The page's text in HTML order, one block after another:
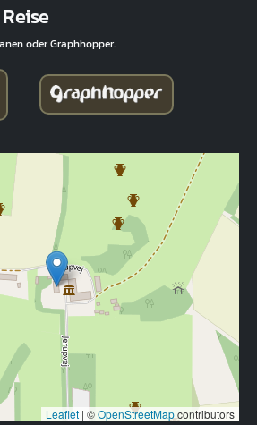
oder Graphhopper.
Leaflet | ©OpenStreetMapcontributors